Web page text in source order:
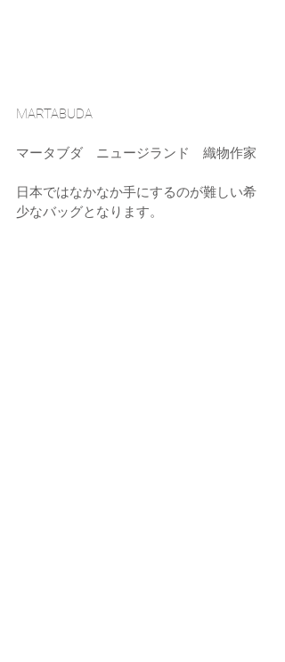
MARTABUDA
マータブダ　ニュージランド　織物作家
日本ではなかなか手にするのが難しい希
少なバッグとなります。